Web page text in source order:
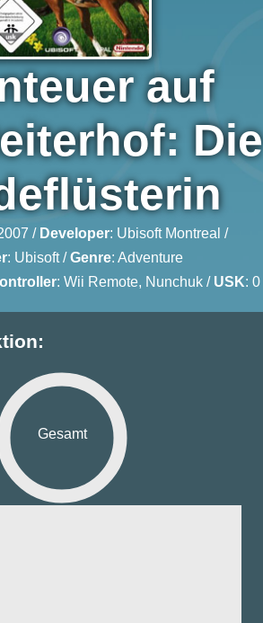
auf
Die
/ Developer: Ubisoft Montreal /
: Ubisoft/Genre: Adventure
: Wii Remote, Nunchuk / USK: 0
Gesamt